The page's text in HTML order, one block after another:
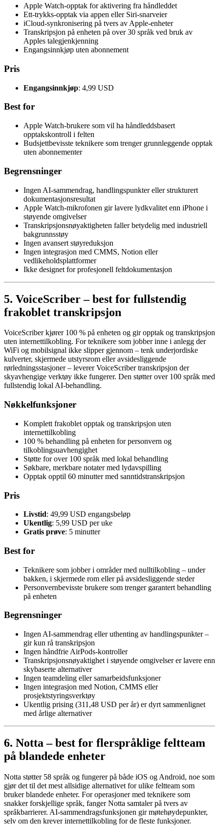
Apple Watch-opptak for aktivering fra håndleddet
Ett-trykks-opptak via appen eller Siri-snarveier
iCloud-synkronisering på tvers av Apple-enheter
Transkripsjon på enheten på over 30 språk ved bruk av
Apples talegjenkjenning
Engangsinnkjøp uten abonnement
Pris
Engangsinnkjøp: 4,99 USD
Best for
Apple Watch-brukere som vil ha håndleddsbasert
opptakskontroll i felten
Budsjettbevisste teknikere som trenger grunnleggende opptak
uten abonnementer
Begrensninger
Ingen AI-sammendrag, handlingspunkter eller strukturert
dokumentasjonsresultat
Apple Watch-mikrofonen gir lavere lydkvalitet enn iPhone i
støyende omgivelser
Transkripsjonsnøyaktigheten faller betydelig med industriell
bakgrunnsstøy
Ingen avansert støyreduksjon
Ingen integrasjon med CMMS, Notion eller
vedlikeholdsplattformer
Ikke designet for profesjonell feltdokumentasjon
5. VoiceScriber – best for fullstendig
frakoblet transkripsjon
VoiceScriber kjører 100 % på enheten og gir opptak og transkripsjon
uten internettilkobling. For teknikere som jobber inne i anlegg der
WiFi og mobilsignal ikke slipper gjennom – tenk underjordiske
kulverter, skjermede utstyrsrom eller avsidesliggende
rørledningsstasjoner – leverer VoiceScriber transkripsjon der
skyavhengige verktøy ikke fungerer. Den støtter over 100 språk med
fullstendig lokal AI-behandling.
Nøkkelfunksjoner
Komplett frakoblet opptak og transkripsjon uten
internettilkobling
100 % behandling på enheten for personvern og
tilkoblingsuavhengighet
Støtte for over 100 språk med lokal behandling
Søkbare, merkbare notater med lydavspilling
Opptak opptil 60 minutter med sanntidstranskripsjon
Pris
Livstid: 49,99 USD engangsbeløp
Ukentlig: 5,99 USD per uke
Gratis prøve: 5 minutter
Best for
Teknikere som jobber i områder med nulltilkobling – under
bakken, i skjermede rom eller på avsidesliggende steder
Personvernbevisste brukere som trenger garantert behandling
på enheten
Begrensninger
Ingen AI-sammendrag eller uthenting av handlingspunkter –
gir kun rå transkripsjon
Ingen håndfrie AirPods-kontroller
Transkripsjonsnøyaktighet i støyende omgivelser er lavere enn
skybaserte alternativer
Ingen teamdeling eller samarbeidsfunksjoner
Ingen integrasjon med Notion, CMMS eller
prosjektstyringsverktøy
Ukentlig prising (311,48 USD per år) er dyrt sammenlignet
med årlige alternativer
6. Notta – best for flerspråklige feltteam
på blandede enheter
Notta støtter 58 språk og fungerer på både iOS og Android, noe som
gjør det til det mest allsidige alternativet for ulike feltteam som
bruker blandede enheter. For operasjoner med teknikere som
snakker forskjellige språk, fanger Notta samtaler på tvers av
språkbarrierer. AI-sammendragsfunksjonen gir møtehøydepunkter,
selv om den krever internettilkobling for de fleste funksjoner.